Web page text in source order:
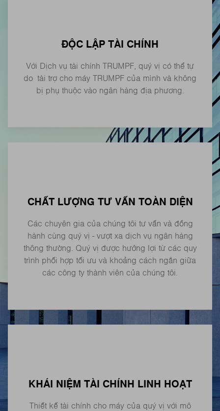
ĐỘC LẬP TÀI CHÍNH
Với Dịch vụ tài chính TRUMPF, quý vị có thể tự
do tài trợ cho máy TRUMPF của mình và không
bị phụ thuộc vào ngân hàng địa phương.
CHẤT LƯỢNG TƯ VẤN TOÀN DIỆN
Các chuyên gia của chúng tôi tư vấn và đồng
hành cùng quý vị - vượt xa dịch vụ ngân hàng
thông thường. Quý vị được hưởng lợi từ các quy
trình phối hợp tối ưu và khoảng cách ngắn giữa
các công ty thành viên của chúng tôi.
KHÁI NIỆM TÀI CHÍNH LINH HOẠT
Thiết kế tài chính cho máy của quý vị với mô